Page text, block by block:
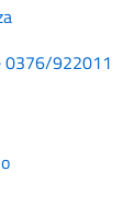
0376/922011